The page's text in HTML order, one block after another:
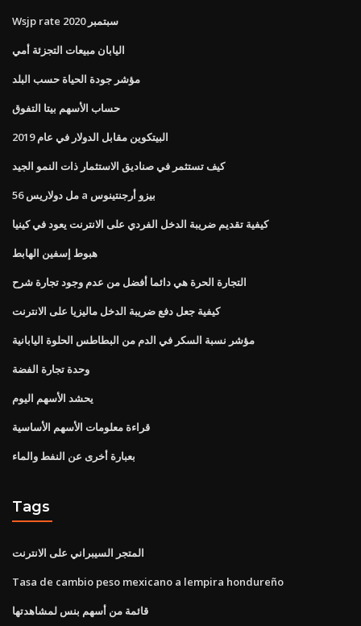
Wsjp rate سبتمبر 2020
اليابان مبيعات التجزئة أمي
مؤشر جودة الحياة حسب البلد
حساب الأسهم بيتا التفوق
البيتكوين مقابل الدولار في عام 2019
كيف تستثمر في صناديق الاستثمار ذات النمو الجيد
56 مل دولاريس a بيزو أرجنتينوس
كيفية تقديم ضريبة الدخل الفردي على الانترنت يعود في كينيا
هبوط إسفين الهابط
التجارة الحرة هي دائما أفضل من عدم وجود تجارة شرح
كيفية جعل دفع ضريبة الدخل ماليزيا على الانترنت
مؤشر نسبة السكر في الدم من البطاطس الحلوة اليابانية
وحدة تجارة الفضة
يحشد الأسهم اليوم
قراءة معلومات الأسهم الأساسية
بعبارة أخرى عن النفط والماء
Tags
المتجر السيبراني على الانترنت
Tasa de cambio peso mexicano a lempira hondureño
قائمة من أسهم بنس لمشاهدتها